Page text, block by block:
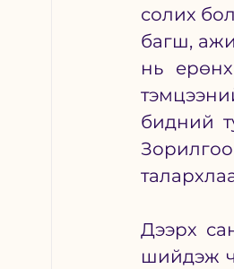
солих
багш,
нь
бидний
Дээрх
шийдэж